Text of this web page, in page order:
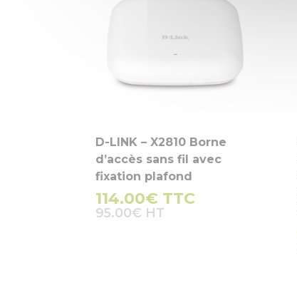
D-LINK – X2810 Borne
d’accès sans fil avec
fixation plafond
114.00€ TTC
95.00€